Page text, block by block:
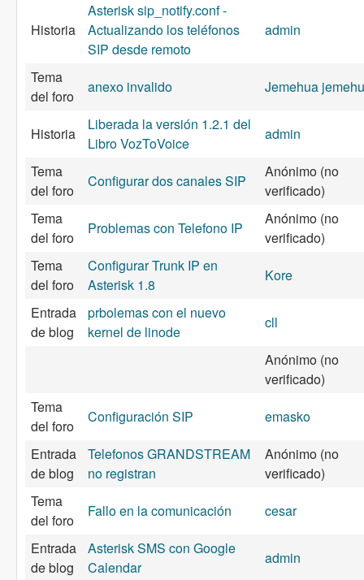
Historia
Asterisk sip_notify.conf -
Actualizando los teléfonos
SIP desde remoto
admin
Tema
del foro
anexo invalido Jemehua
Historia
Liberada la versión 1.2.1 del
Libro VozToVoice
admin
Tema
del foro
Configurar dos canales SIP
Anónimo (no
verificado)
Tema
del foro
Problemas con Telefono IP
Anónimo (no
verificado)
Tema
del foro
Configurar Trunk IP en
Asterisk 1.8
Kore
Entrada
de blog
prbolemas con el nuevo
kernel de linode
cll
Anónimo (no
verificado)
Tema
del foro
Configuración SIP
emasko
Entrada
de blog
Telefonos GRANDSTREAM
no registran
Anónimo (no
verificado)
Tema
del foro
Fallo en la comunicación
cesar
Entrada
de blog
Asterisk SMS con Google
Calendar
admin